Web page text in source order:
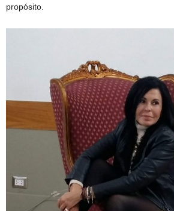
propósito.